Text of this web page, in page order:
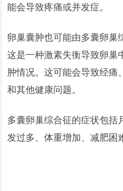
能会导致疼痛或并发症。
卵巢囊肿也可能由多囊卵巢
这是一种激素失衡导致卵巢
肿情况。这可能会导致经痛
和其他健康问题。
多囊卵巢综合征的症状包括
发过多、体重增加、减肥困